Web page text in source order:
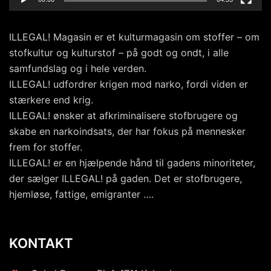
ILLEGAL! Magasin er et kulturmagasin om stoffer – om
stofkultur og kulturstof – på godt og ondt, i alle
samfundslag og i hele verden.
ILLEGAL! udfordrer krigen mod narko, fordi viden er
stærkere end krig.
ILLEGAL! ønsker at afkriminalisere stofbrugere og
skabe en narkoindsats, der har fokus på mennesker
frem for stoffer.
ILLEGAL! er en hjælpende hånd til gadens minoriteter,
der sælger ILLEGAL! på gaden. Det er stofbrugere,
hjemløse, fattige, emigranter ….
KONTAKT